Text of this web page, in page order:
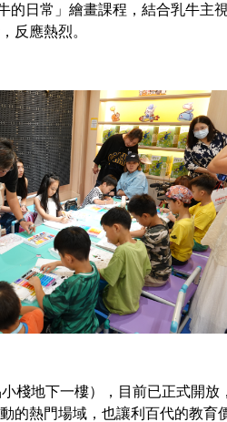
日常」繪畫課程，結合乳牛主
反應熱烈。
地下一樓），目前已正式開放
的熱門場域，也讓利百代的教育